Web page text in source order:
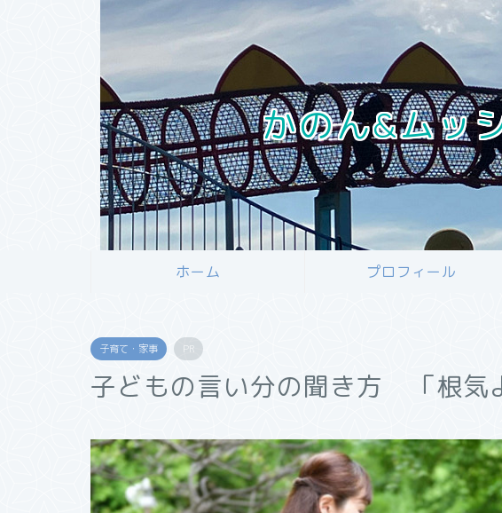
かのん&ムッ
ホーム プロフィール
子育て・家事 PR
子どもの言い分の聞き方 「根気